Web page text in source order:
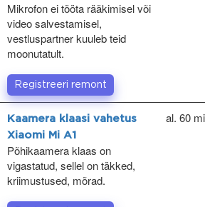
Mikrofon ei tööta rääkimisel või
video salvestamisel,
vestluspartner kuuleb teid
moonutatult.
Registreeri remont
Kaamera klaasi vahetus
Xiaomi Mi A1
Põhikaamera klaas on
vigastatud, sellel on täkked,
kriimustused, mõrad.
al. 60